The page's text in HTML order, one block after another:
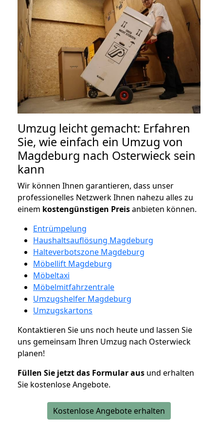
Umzug leicht gemacht: Erfahren
Sie, wie einfach ein Umzug von
Magdeburg nach Osterwieck sein
kann
Wir können Ihnen garantieren, dass unser
professionelles Netzwerk Ihnen nahezu alles zu
einem kostengünstigen Preisanbieten können.
Entrümpelung
Haushaltsauflösung Magdeburg
Halteverbotszone Magdeburg
Möbellift Magdeburg
Möbeltaxi
Möbelmitfahrzentrale
Umzugshelfer Magdeburg
Umzugskartons
Kontaktieren Sie uns noch heute und lassen Sie
uns gemeinsam Ihren Umzug nach Osterwieck
planen!
Füllen Sie jetzt das Formular aus und erhalten
Sie kostenlose Angebote.
Kostenlose Angebote erhalten